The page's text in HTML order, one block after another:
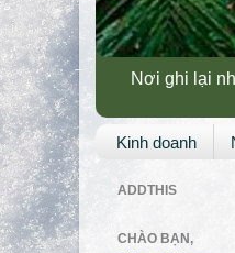
Nơi ghi lại
Kinh doanh
ADDTHIS
CHÀO BẠN,